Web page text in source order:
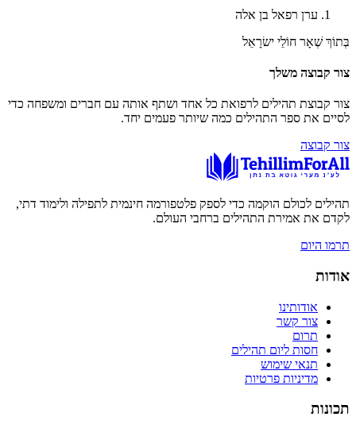
ערן רפאל בן אלה
בְּתוֹךְ שְׁאָר חוֹלֵי ישׂרָאֵל
צור קבוצה משלך
צור קבוצת תהילים לרפואת כל אחד ושתף אותה עם חברים ומשפחה כדי
לסיים את ספר התהילים כמה שיותר פעמים יחד.
צור קבוצה
תהילים לכולם הוקמה כדי לספק פלטפורמה חינמית לתפילה ולימוד דתי,
לקדם את אמירת התהילים ברחבי העולם.
תרמו היום
אודות
אודותינו
צור קשר
תרום
חסות ליום תהילים
תנאי שימוש
מדיניות פרטיות
תכונות